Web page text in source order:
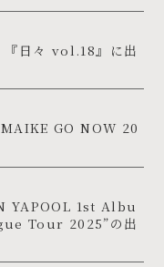
日々 vol.18』に出
GO NOW 20
YAPOOL 1st Albu
Tour 2025”の出